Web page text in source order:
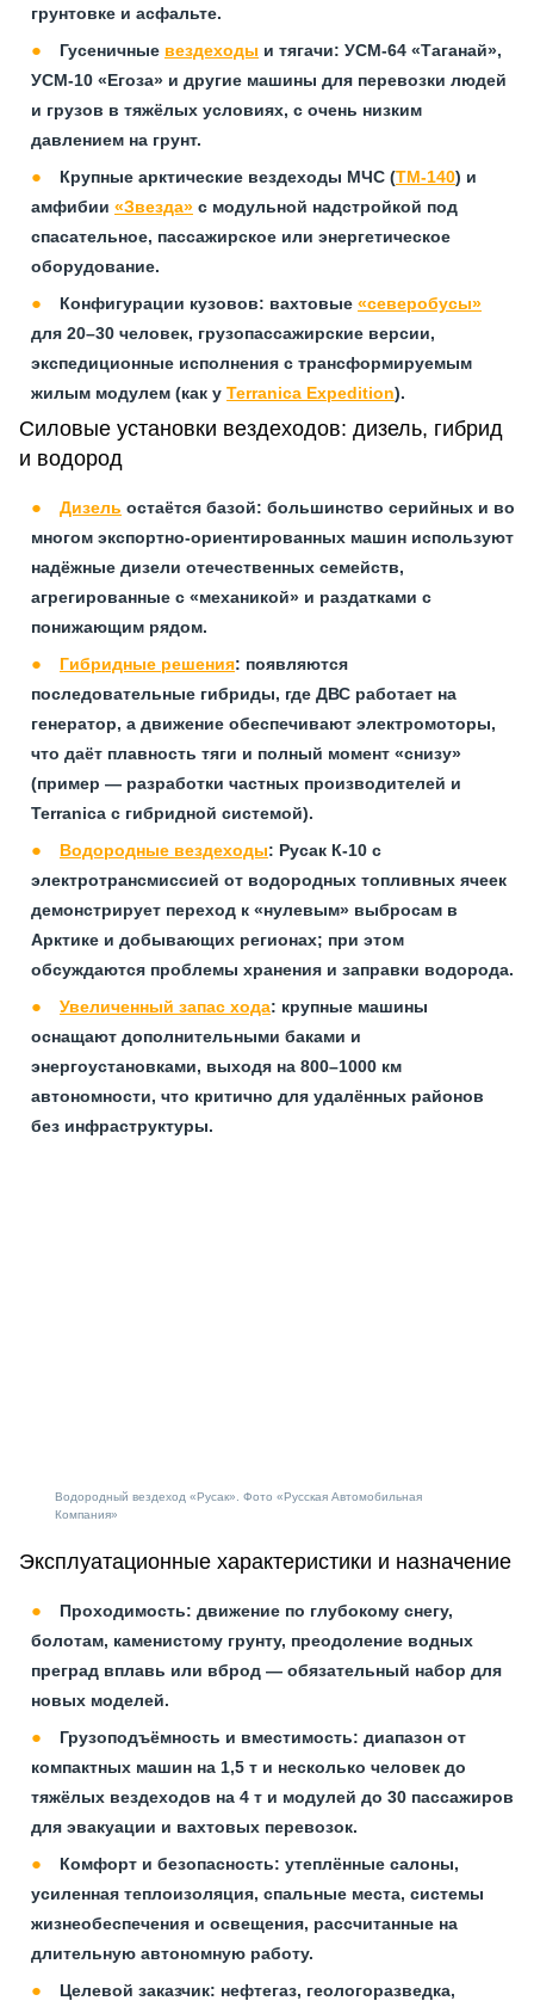
грунтовке и асфальте.
Гусеничные вездеходы и тягачи: УСМ‑64 «Таганай»,
УСМ‑10 «Егоза» и другие машины для перевозки людей
и грузов в тяжёлых условиях, с очень низким
давлением на грунт.
Крупные арктические вездеходы МЧС (ТМ‑140) и
амфибии «Звезда» с модульной надстройкой под
спасательное, пассажирское или энергетическое
оборудование.
Конфигурации кузовов: вахтовые «северобусы»
для 20–30 человек, грузопассажирские версии,
экспедиционные исполнения с трансформируемым
жилым модулем (как у Terranica Expedition).
Силовые установки вездеходов: дизель, гибрид
и водород
Дизель остаётся базой: большинство серийных и во
многом экспортно-ориентированных машин используют
надёжные дизели отечественных семейств,
агрегированные с «механикой» и раздатками с
понижающим рядом.
Гибридные решения: появляются
последовательные гибриды, где ДВС работает на
генератор, а движение обеспечивают электромоторы,
что даёт плавность тяги и полный момент «снизу»
(пример — разработки частных производителей и
Terranica с гибридной системой).
Водородные вездеходы: Русак К‑10 с
электротрансмиссией от водородных топливных ячеек
демонстрирует переход к «нулевым» выбросам в
Арктике и добывающих регионах; при этом
обсуждаются проблемы хранения и заправки водорода.​
Увеличенный запас хода: крупные машины
оснащают дополнительными баками и
энергоустановками, выходя на 800–1000 км
автономности, что критично для удалённых районов
без инфраструктуры.
Водородный вездеход «Русак». Фото «Русская Автомобильная
Компания»
Эксплуатационные характеристики и назначение
Проходимость: движение по глубокому снегу,
болотам, каменистому грунту, преодоление водных
преград вплавь или вброд — обязательный набор для
новых моделей.
Грузоподъёмность и вместимость: диапазон от
компактных машин на 1,5 т и несколько человек до
тяжёлых вездеходов на 4 т и модулей до 30 пассажиров
для эвакуации и вахтовых перевозок.
Комфорт и безопасность: утеплённые салоны,
усиленная теплоизоляция, спальные места, системы
жизнеобеспечения и освещения, рассчитанные на
длительную автономную работу.
Целевой заказчик: нефтегаз, геологоразведка,